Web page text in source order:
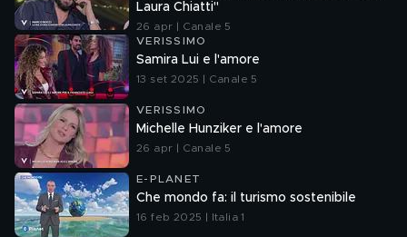
Laura Chiatti"
26 apr | Canale 5
VERISSIMO
Samira Lui e l'amore
13 set 2025 | Canale 5
VERISSIMO
Michelle Hunziker e l'amore
26 apr | Canale 5
E-PLANET
Che mondo fa: il turismo sostenibile
16 feb 2025 | Italia 1